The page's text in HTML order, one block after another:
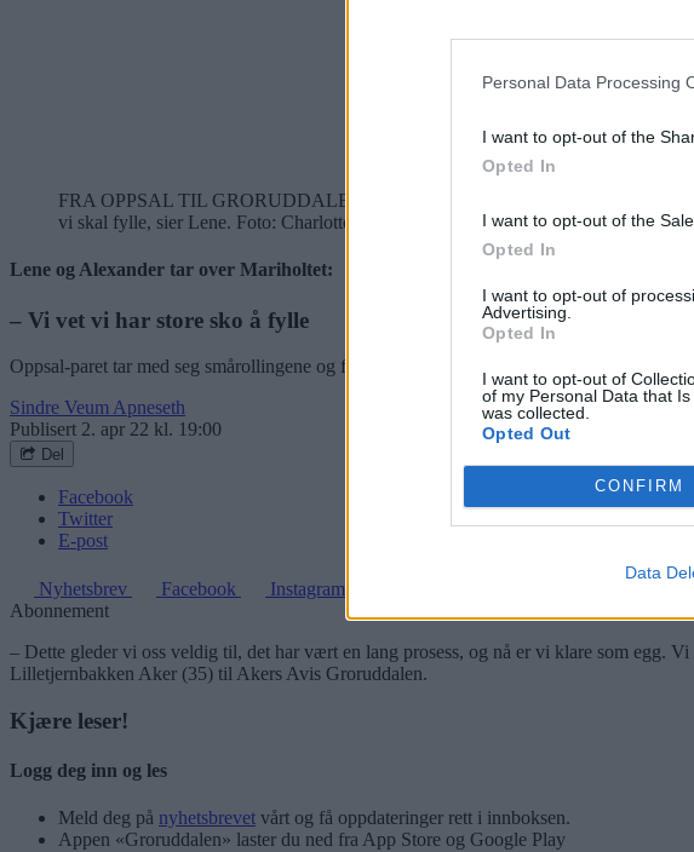
Personal Data Processing
I want to opt-out of the
Opted In
I want to opt-out of the
Opted In
I want to opt-out of
Advertising.
Opted In
I want to opt-out of
of my Personal Data that
was collected.
Opted Out
CONFIRM
Data
FRA OPPSAL TIL GRORUDDALEN: Alexander og Lene Lilletjernbakken Aker
vi skal fylle, sier Lene. Foto: Charlotte Sverdrup
Bilde 1 av 1
Lene og Alexander tar over Mariholtet:
– Vi vet vi har store sko å fylle
Oppsal-paret tar med seg smårollingene og flytter til Mariholtet. Sportsstuas gode og
Sindre Veum Apneseth
Publisert 2. apr 22 kl. 19:00
Del
Facebook
Twitter
E-post
Nyhetsbrev Facebook
Instagram
Abonnement
– Dette gleder vi oss veldig til, det har vært en lang prosess, og nå er vi klare som egg.
Lilletjernbakken Aker (35) til Akers Avis Groruddalen.
Kjære leser!
Logg deg inn og les
Meld deg på nyhetsbrevet vårt og få oppdateringer rett i innboksen.
Appen «Groruddalen» laster du ned fra App Store og Google Play